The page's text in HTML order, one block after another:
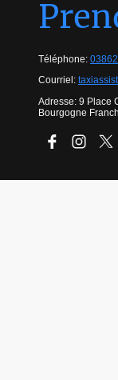
Téléphone:
Courriel:
Adresse: 9 Place
Bourgogne